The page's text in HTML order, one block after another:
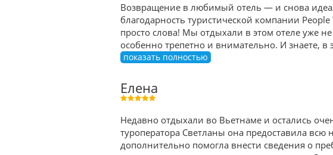
Возвращение в любимый отель — и снова
благодарность туристической компании
просто слова! Мы отдыхали в этом отеле уже
особенно трепетно и внимательно. И знаете, в
показать полностью
Елена
Недавно отдыхали во Вьетнаме и остались
туроператора Светланы она предоставила
дополнительно помогла внести сведения о